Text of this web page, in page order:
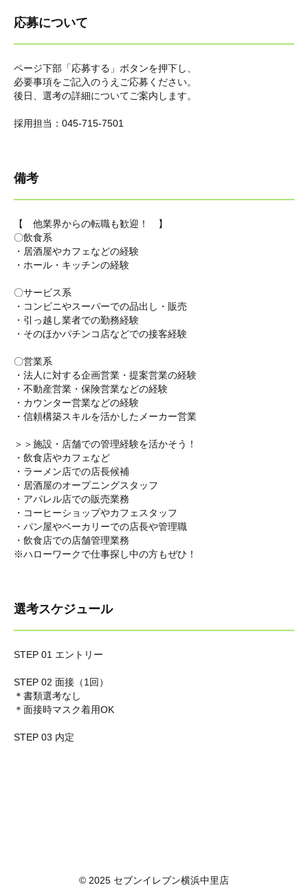
応募について
ページ下部「応募する」ボタンを押下し、
必要事項をご記入のうえご応募ください。
後日、選考の詳細についてご案内します。
採用担当：045-715-7501
備考
【 他業界からの転職も歓迎！ 】
〇飲食系
・居酒屋やカフェなどの経験
・ホール・キッチンの経験
〇サービス系
・コンビニやスーパーでの品出し・販売
・引っ越し業者での勤務経験
・そのほかパチンコ店などでの接客経験
〇営業系
・法人に対する企画営業・提案営業の経験
・不動産営業・保険営業などの経験
・カウンター営業などの経験
・信頼構築スキルを活かしたメーカー営業
＞＞施設・店舗での管理経験を活かそう！
・飲食店やカフェなど
・ラーメン店での店長候補
・居酒屋のオープニングスタッフ
・アパレル店での販売業務
・コーヒーショップやカフェスタッフ
・パン屋やベーカリーでの店長や管理職
・飲食店での店舗管理業務
※ハローワークで仕事探し中の方もぜひ！
選考スケジュール
STEP 01 エントリー
STEP 02 面接（1回）
＊ 書類選考なし
＊面接時マスク着用OK
STEP 03 内定
© 2025 セブンイレブン横浜中里店